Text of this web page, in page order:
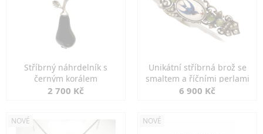
Stříbrný náhrdelník s
černým korálem
2 700 Kč
Unikátní stříbrná brož se
smaltem a říčními perlami
6 900 Kč
NOVÉ NOVÉ